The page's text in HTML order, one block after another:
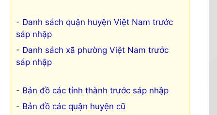
Danh sách quận huyện Việt Nam trước
sáp nhập
Danh sách xã phường Việt Nam trước
sáp nhập
Bản đồ các tỉnh thành trước sáp nhập
Bản đồ các quận huyện cũ